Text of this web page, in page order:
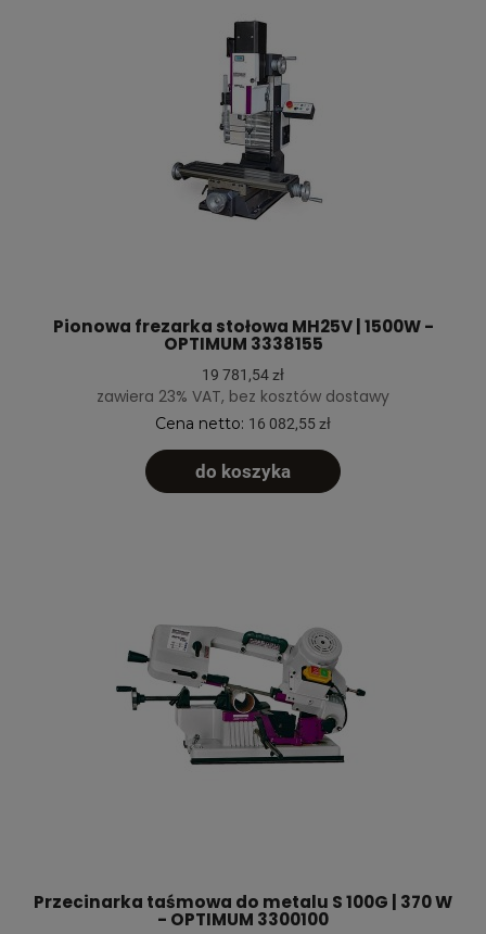
Pionowa frezarka stołowa MH25V | 1500W -
OPTIMUM 3338155
19 781,54 zł
zawiera 23% VAT, bez kosztów dostawy
Cena netto: 16 082,55 zł
do koszyka
Przecinarka taśmowa do metalu S 100G | 370 W
- OPTIMUM 3300100